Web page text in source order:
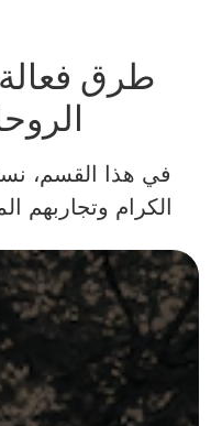
طرق فعالة
في هذا القسم،
الكرام وتجاربهم